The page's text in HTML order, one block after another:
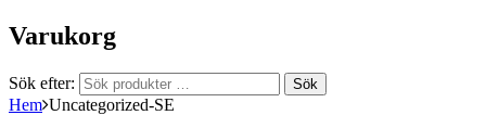
Varukorg
Sök efter: Sök
Hem Uncategorized-SE